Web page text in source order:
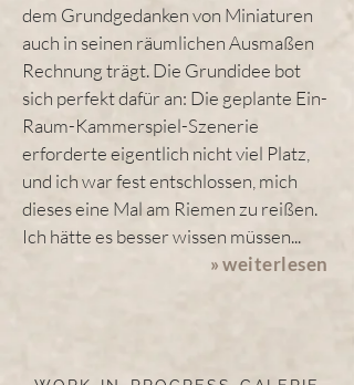
dem Grundgedanken von Miniaturen
auch in seinen räumlichen Ausmaßen
Rechnung trägt. Die Grundidee bot
sich perfekt dafür an: Die geplante Ein-
Raum-Kammerspiel-Szenerie
erforderte eigentlich nicht viel Platz,
und ich war fest entschlossen, mich
dieses eine Mal am Riemen zu reißen.
Ich hätte es besser wissen müssen...
»weiterlesen